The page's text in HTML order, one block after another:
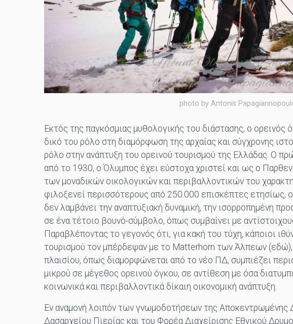
photo by Antonis
Εκτός της παγκόσμιας μυθολογικής του διάστασης, ο ορεινός
δικό του ρόλο στη διαμόρφωση της αρχαίας και σύγχρονης
ρόλο στην ανάπτυξη του ορεινού τουρισμού της Ελλάδας. Ο
από το 1930, ο Όλυμπος έχει εύστοχα χριστεί και ως ο
των μοναδικών οικολογικών και περιβαλλοντικών του
φιλοξενεί περισσότερους από 250.000 επισκέπτες ετησίως,
δεν λαμβάνει την αναπτυξιακή δυναμική, την ισορροπημένη
σε ένα τέτοιο βουνό-σύμβολο, όπως συμβαίνει με
Παραβλέποντας το γεγονός ότι, για κακή του τύχη, κάποιοι
τουρισμού τον μπέρδεψαν με το Matterhorn των Άλπεων
πλαισίου, όπως διαμορφώνεται από το νέο ΠΔ, συμπιέζει
μικρού σε μέγεθος ορεινού όγκου, σε αντίθεση με όσα
κοινωνικά και περιβαλλοντικά δίκαιη οικονομική ανάπτυξη.
Εν αναμονή λοιπόν των γνωμοδοτήσεων της Αποκεντρωμένης
Δασαρχείου Πιερίας και του Φορέα Διαχείρισης Εθνικού